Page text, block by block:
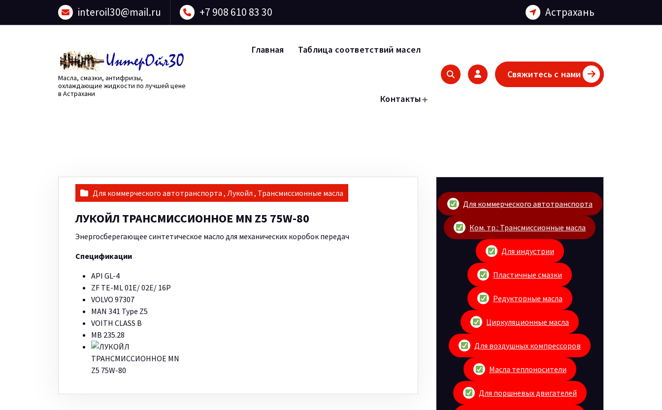
interoil30@mail.ru +7 908 610 83 30 Астрахань
Масла, смазки, антифризы,
охлаждающие жидкости по лучшей цене
в Астрахани
Главная Таблица соответствий масел
Контакты
Свяжитесь с нами
Для коммерческого автотранспорта , Лукойл , Трансмиссионные масла
ЛУКОЙЛ ТРАНСМИССИОННОЕ MN Z5 75W-80
Энергосберегающее синтетическое масло для механических коробок передач
Спецификации
API GL-4
ZF TE-ML 01E/ 02E/ 16P
VOLVO 97307
MAN 341 Type Z5
VOITH CLASS B
MB 235.28
Для коммерческого автотранспорта
Ком. тр.: Трансмиссионные масла
Для индустрии
Пластичные смазки
Редукторные масла
Циркуляционные масла
Для воздушных компрессоров
Масла теплоносители
Для поршневых двигателей